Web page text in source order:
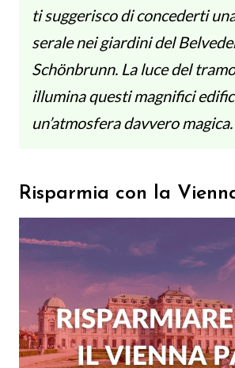
ti suggerisco di concederti
serale nei giardini del
Schönbrunn. La luce del
illumina questi magnifici
un’atmosfera davvero magica.
Risparmia con la